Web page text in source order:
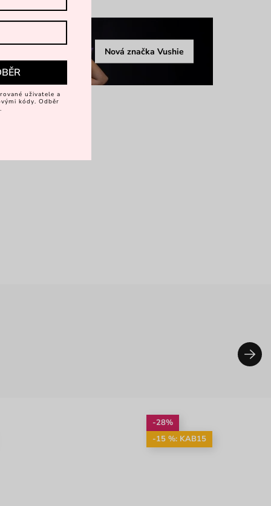
Nová značka Vushie
-28%
-15 %: KAB15
uživatele a
kódy. Odběr